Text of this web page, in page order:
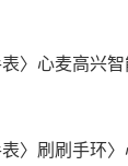
〉心麦高兴
〉刷刷手环